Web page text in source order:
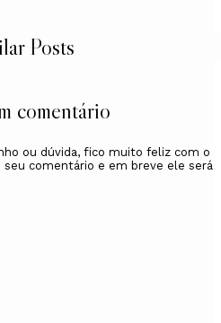
Posts
comentário
ou dúvida, fico muito feliz com o
seu comentário e em breve ele será